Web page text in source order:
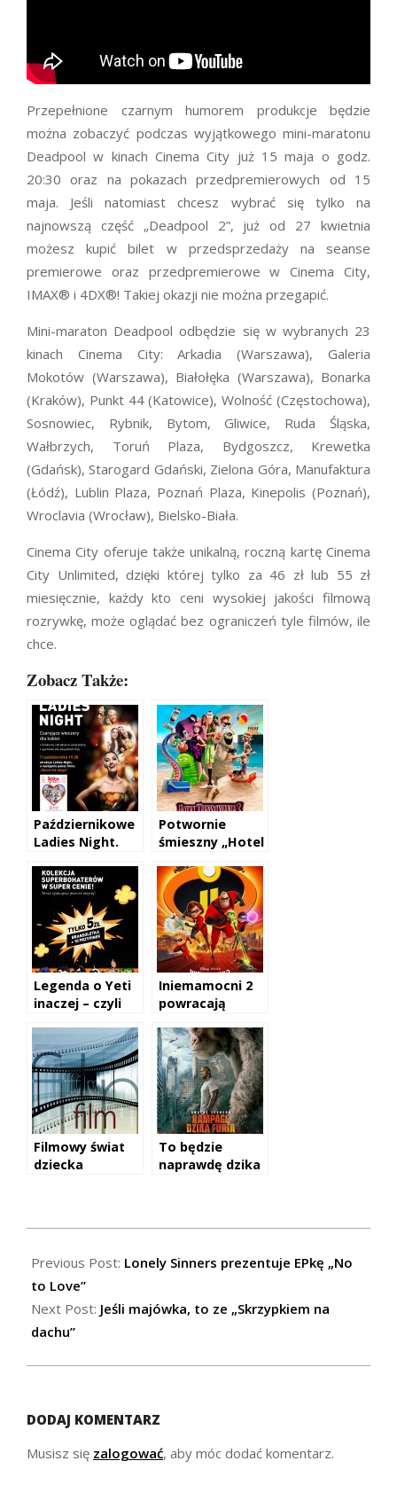
Przepełnione czarnym humorem produkcje będzie
można zobaczyć podczas wyjątkowego mini-maratonu
Deadpool w kinach Cinema City już 15 maja o godz.
20:30 oraz na pokazach przedpremierowych od 15
maja. Jeśli natomiast chcesz wybrać się tylko na
najnowszą część „Deadpool 2”, już od 27 kwietnia
możesz kupić bilet w przedsprzedaży na seanse
premierowe oraz przedpremierowe w Cinema City,
IMAX® i 4DX®! Takiej okazji nie można przegapić.
Mini-maraton Deadpool odbędzie się w wybranych 23
kinach Cinema City: Arkadia (Warszawa), Galeria
Mokotów (Warszawa), Białołęka (Warszawa), Bonarka
(Kraków), Punkt 44 (Katowice), Wolność (Częstochowa),
Sosnowiec, Rybnik, Bytom, Gliwice, Ruda Śląska,
Wałbrzych, Toruń Plaza, Bydgoszcz, Krewetka
(Gdańsk), Starogard Gdański, Zielona Góra, Manufaktura
(Łódź), Lublin Plaza, Poznań Plaza, Kinepolis (Poznań),
Wroclavia (Wrocław), Bielsko-Biała.
Cinema City oferuje także unikalną, roczną kartę Cinema
City Unlimited, dzięki której tylko za 46 zł lub 55 zł
miesięcznie, każdy kto ceni wysokiej jakości filmową
rozrywkę, może oglądać bez ograniczeń tyle filmów, ile
chce.
Zobacz Także:
Październikowe
Ladies Night.
Potwornie
śmieszny „Hotel
Legenda o Yeti
inaczej – czyli
Iniemamocni 2
powracają
Filmowy świat
dziecka
To będzie
naprawdę dzika
04-
26
Previous Post: Lonely Sinners prezentuje EPkę „No
to Love”
Next Post: Jeśli majówka, to ze „Skrzypkiem na
dachu”
DODAJ KOMENTARZ
Musisz się zalogować, aby móc dodać komentarz.